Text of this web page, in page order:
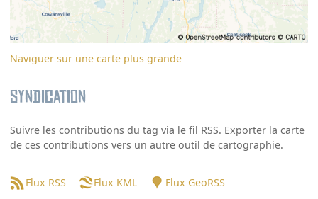
Naviguer sur une carte plus grande
Syndication
Suivre les contributions du tag via le fil RSS. Exporter la carte
de ces contributions vers un autre outil de cartographie.
Flux RSS Flux KML Flux GeoRSS